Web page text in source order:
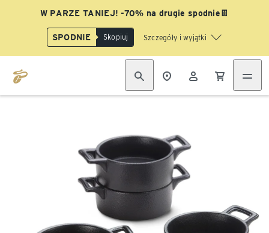
W PARZE TANIEJ! -70% na drugie spodnie👖
SPODNIE Skopiuj Szczegóły i wyjątki